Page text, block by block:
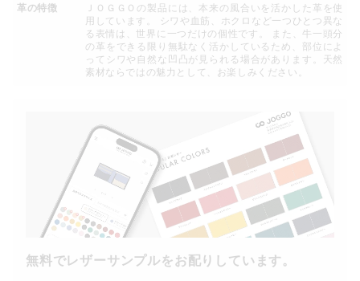
革の特徴
ＪＯＧＧＯの製品には、本来の風合いを活かした革を使
用しています。 シワや血筋、ホクロなど一つひとつ異な
る表情は、世界に一つだけの個性です。 また、牛一頭分
の革をできる限り無駄なく活かしているため、部位によ
ってシワや自然な凹凸が見られる場合があります。天然
素材ならではの魅力として、お楽しみください。
無料でレザーサンプルをお配りしています。